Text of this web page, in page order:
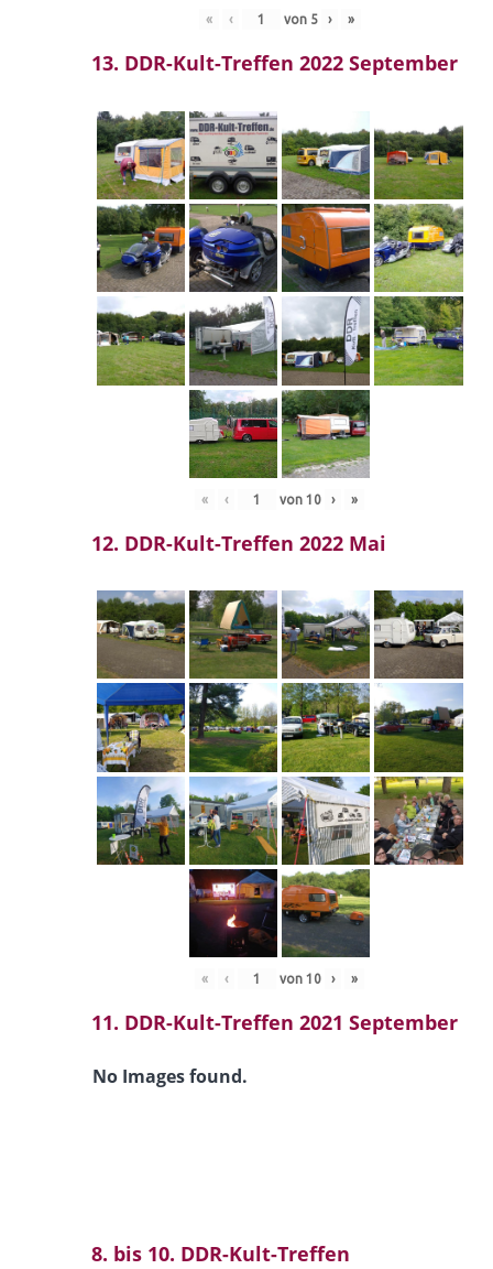
« ‹ von 5 › »
13. DDR-Kult-Treffen 2022 September
« ‹ von 10 › »
12. DDR-Kult-Treffen 2022 Mai
« ‹ von 10 › »
11. DDR-Kult-Treffen 2021 September
No Images found.
8. bis 10. DDR-Kult-Treffen